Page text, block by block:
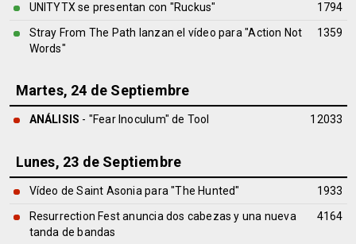
UNITYTX se presentan con "Ruckus"
1794
Stray From The Path lanzan el vídeo para "Action Not
Words"
1359
Martes, 24 de Septiembre
ANÁLISIS - "Fear Inoculum" de Tool 12033
Lunes, 23 de Septiembre
Vídeo de Saint Asonia para "The Hunted"
1933
Resurrection Fest anuncia dos cabezas y una nueva
tanda de bandas
4164